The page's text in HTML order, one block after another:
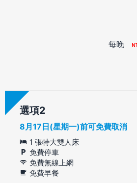
每晚
選項
8月17日(星期一)前可免費取消
1 張特大雙人床
免費停車
免費無線上網
免費早餐